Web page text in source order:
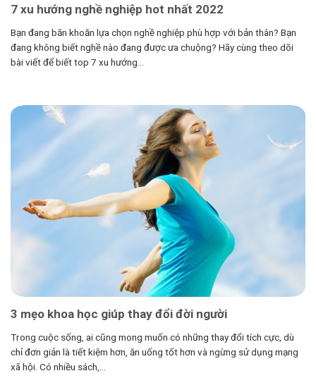
7 xu hướng nghề nghiệp hot nhất 2022
Bạn đang băn khoăn lựa chọn nghề nghiệp phù hợp với bản thân? Bạn
đang không biết nghề nào đang được ưa chuộng? Hãy cùng theo dõi
bài viết để biết top 7 xu hướng...
3 mẹo khoa học giúp thay đổi đời người
Trong cuộc sống, ai cũng mong muốn có những thay đổi tích cực, dù
chỉ đơn giản là tiết kiệm hơn, ăn uống tốt hơn và ngừng sử dụng mạng
xã hội. Có nhiều sách,...